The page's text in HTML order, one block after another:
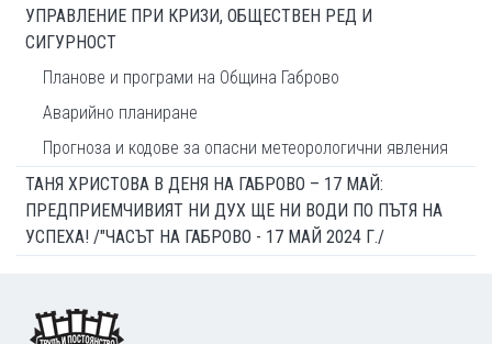
УПРАВЛЕНИЕ ПРИ КРИЗИ, ОБЩЕСТВЕН РЕД И
СИГУРНОСТ
Планове и програми на Община Габрово
Аварийно планиране
Прогноза и кодове за опасни метеорологични явления
ТАНЯ ХРИСТОВА В ДЕНЯ НА ГАБРОВО – 17 МАЙ:
ПРЕДПРИЕМЧИВИЯТ НИ ДУХ ЩЕ НИ ВОДИ ПО ПЪТЯ НА
УСПЕХА! /"ЧАСЪТ НА ГАБРОВО - 17 МАЙ 2024 Г./
Footer